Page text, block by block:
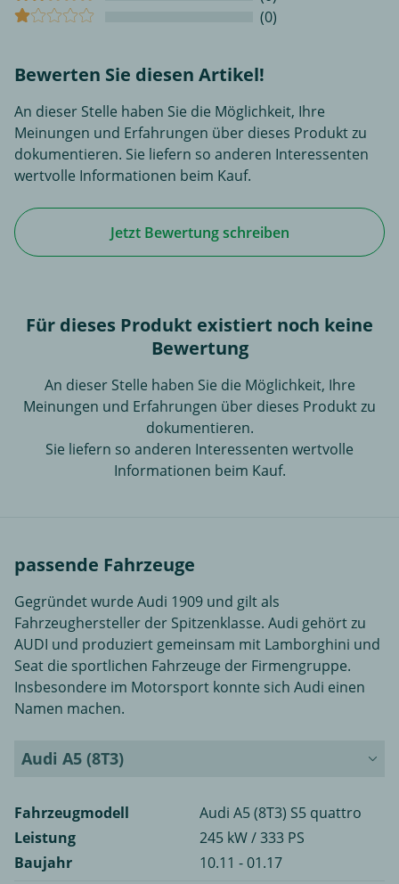
(0)
Bewerten Sie diesen Artikel!
An dieser Stelle haben Sie die Möglichkeit, Ihre
Meinungen und Erfahrungen über dieses Produkt zu
dokumentieren. Sie liefern so anderen Interessenten
wertvolle Informationen beim Kauf.
Jetzt Bewertung schreiben
Für dieses Produkt existiert noch keine
Bewertung
An dieser Stelle haben Sie die Möglichkeit, Ihre
Meinungen und Erfahrungen über dieses Produkt zu
dokumentieren.
Sie liefern so anderen Interessenten wertvolle
Informationen beim Kauf.
passende Fahrzeuge
Gegründet wurde Audi 1909 und gilt als
Fahrzeughersteller der Spitzenklasse. Audi gehört zu
AUDI und produziert gemeinsam mit Lamborghini und
Seat die sportlichen Fahrzeuge der Firmengruppe.
Insbesondere im Motorsport konnte sich Audi einen
Namen machen.
Audi A5 (8T3)
Fahrzeugmodell
Audi A5 (8T3) S5 quattro
Leistung
245 kW / 333 PS
Baujahr
10.11 - 01.17